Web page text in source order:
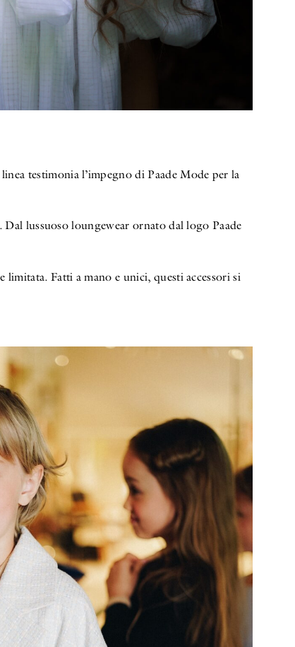
testimonia l’impegno di Paade Mode per la
lussuoso loungewear ornato dal logo Paade
limitata. Fatti a mano e unici, questi accessori si